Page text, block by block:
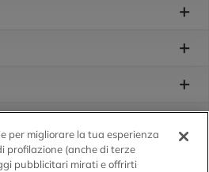
per migliorare la tua esperienza
profilazione (anche di terze
pubblicitari mirati e offrirti